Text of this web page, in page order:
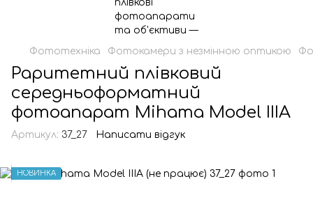
Фототехніка Фотокамери з незмінною оптикою
Раритетний плівковий
середньоформатний
фотоапарат Mihama Model IIIA
Артикул: 37_27 Написати відгук
НОВИНКА